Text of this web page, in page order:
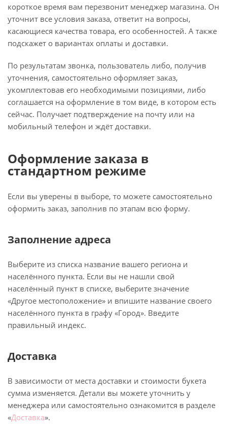
короткое время вам перезвонит менеджер магазина. Он
уточнит все условия заказа, ответит на вопросы,
касающиеся качества товара, его особенностей. А также
подскажет о вариантах оплаты и доставки.
По результатам звонка, пользователь либо, получив
уточнения, самостоятельно оформляет заказ,
укомплектовав его необходимыми позициями, либо
соглашается на оформление в том виде, в котором есть
сейчас. Получает подтверждение на почту или на
мобильный телефон и ждёт доставки.
Оформление заказа в
стандартном режиме
Если вы уверены в выборе, то можете самостоятельно
оформить заказ, заполнив по этапам всю форму.
Заполнение адреса
Выберите из списка название вашего региона и
населённого пункта. Если вы не нашли свой
населённый пункт в списке, выберите значение
«Другое местоположение» и впишите название своего
населённого пункта в графу «Город». Введите
правильный индекс.
Доставка
В зависимости от места доставки и стоимости букета
сумма изменяется. Детали вы можете уточнить у
менеджера или самостоятельно ознакомится в разделе
«Доставка».